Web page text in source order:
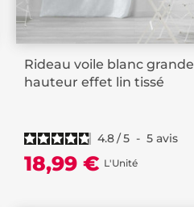
Rideau voile blanc grande
hauteur effet lin tissé
4.8/5 - 5 avis
18,99 € L'Unité